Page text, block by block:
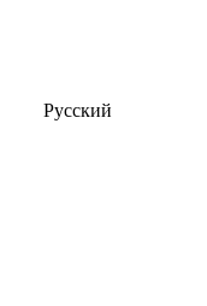
Русский